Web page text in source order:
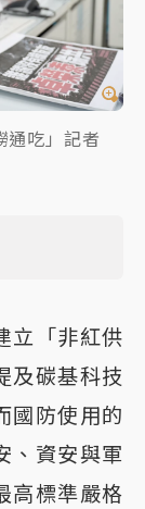
通吃」記者
立「非紅供
及碳基科技
國防使用的
、資安與軍
高標準嚴格